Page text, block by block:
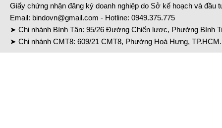
Giấy chứng nhận đăng ký doanh nghiệp do Sở kế hoạch và đầu
Email: bindovn@gmail.com - Hotline: 0949.375.775
➤ Chi nhánh Bình Tân: 95/26 Đường Chiến lược, Phường Bình
➤ Chi nhánh CMT8: 609/21 CMT8, Phường Hoà Hưng,